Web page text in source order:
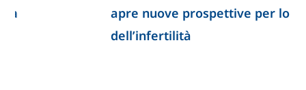
apre nuove prospettive per lo studio